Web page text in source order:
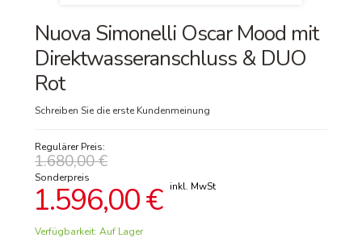
Nuova Simonelli Oscar Mood mit
Direktwasseranschluss & DUO
Rot
Schreiben Sie die erste Kundenmeinung
Regulärer Preis:
1.680,00 €
Sonderpreis
1.596,00 €
Verfügbarkeit: Auf Lager